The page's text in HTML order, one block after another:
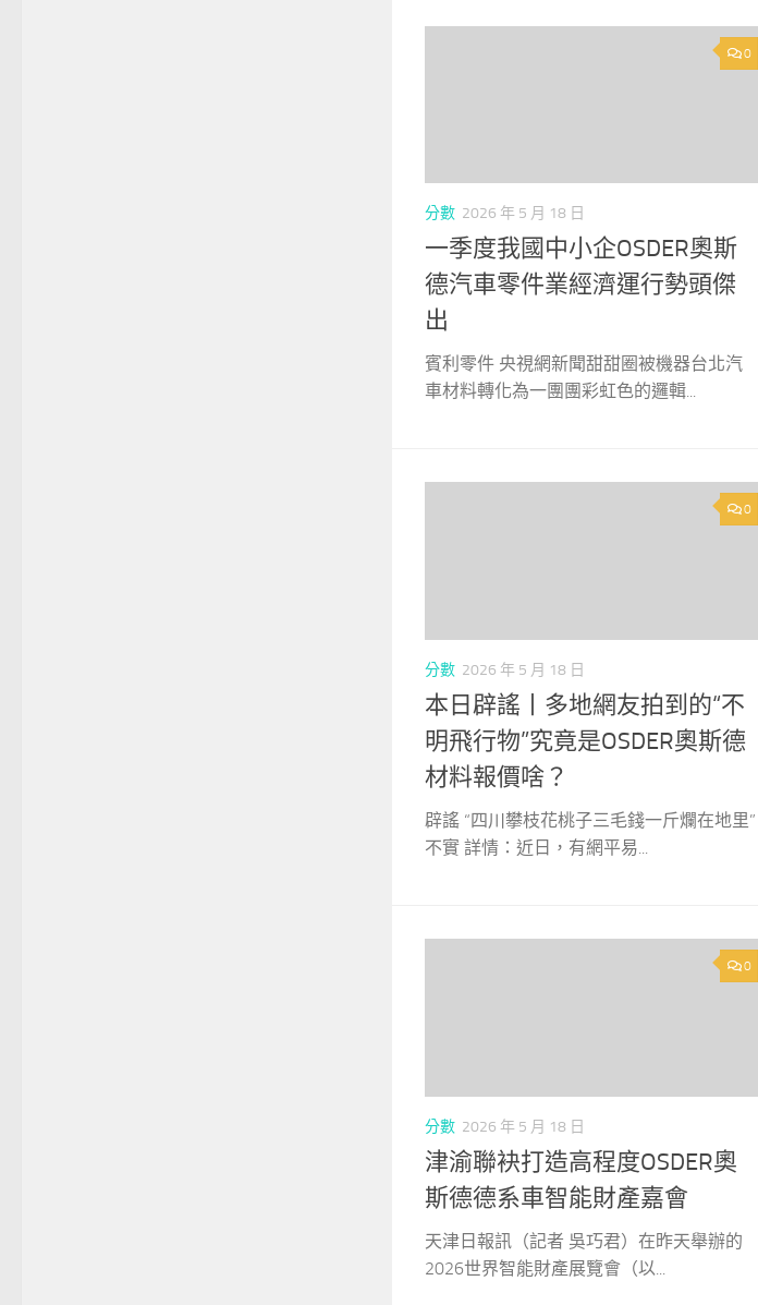
0
分數 2026 年 5 月 18 日
一季度我國中小企OSDER奧斯
德汽車零件業經濟運行勢頭傑
出
賓利零件 央視網新聞甜甜圈被機器台北汽
車材料轉化為一團團彩虹色的邏輯...
0
分數 2026 年 5 月 18 日
本日辟謠丨多地網友拍到的“不
明飛行物”究竟是OSDER奧斯德
材料報價啥？
辟謠 “四川攀枝花桃子三毛錢一斤爛在地里”
不實 詳情：近日，有網平易...
0
分數 2026 年 5 月 18 日
津渝聯袂打造高程度OSDER奧
斯德德系車智能財產嘉會
天津日報訊（記者 吳巧君）在昨天舉辦的
2026世界智能財產展覽會（以...